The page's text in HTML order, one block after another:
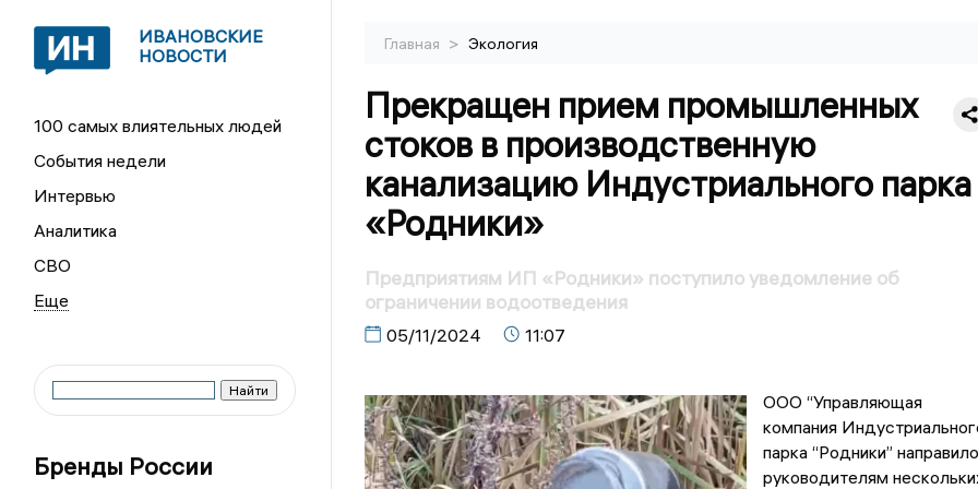
ИВАНОВСКИЕ
НОВОСТИ
100 самых влиятельных людей
События недели
Интервью
Аналитика
СВО
Бренды России
Главная > Экология
Прекращен прием промышленных
стоков в производственную
канализацию Индустриального парка
«Родники»
Предприятиям ИП «Родники» поступило уведомление об
ограничении водоотведения
05/11/2024 11:07
ООО “Управляющая
компания
парка “Родники” направило
руководителям